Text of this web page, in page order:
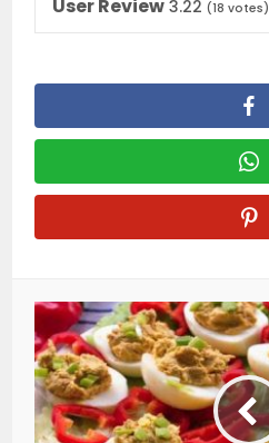
User Review 3.22 (18 votes)